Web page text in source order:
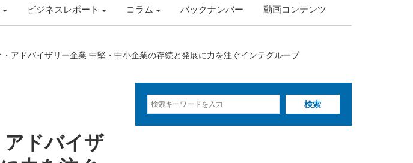
ビジネスレポート コラム バックナンバー 動画コンテンツ
アドバイザリー企業 中堅・中小企業の存続と発展に力を注ぐインテグループ
ドバイザ